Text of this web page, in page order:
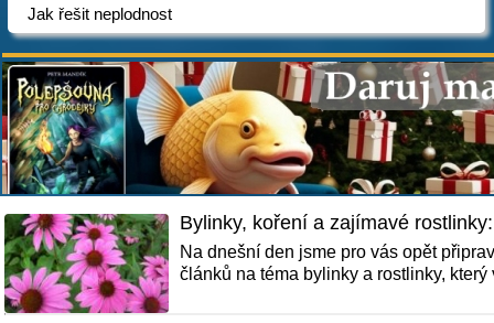
Jak řešit neplodnost
Bylinky, koření a zajímavé
Na dnešní den jsme pro vás opět
článků na téma bylinky a rostlinky,